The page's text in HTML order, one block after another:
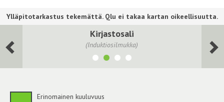
Kirjastosali
(Induktiosilmukka)
Erinomainen kuuluvuus